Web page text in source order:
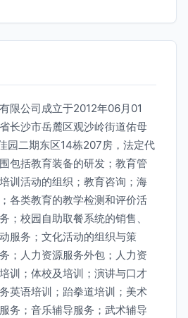
限公司成立于2012年06月01
长沙市岳麓区观沙岭街道佑母
园二期东区14栋207房，法定代
包括教育装备的研发；教育管
训活动的组织；教育咨询；海
各类教育的教学检测和评价活
；校园自助取餐系统的销售、
服务；文化活动的组织与策
；人力资源服务外包；人力资
训；体校及培训；演讲与口才
英语培训；跆拳道培训；美术
务；音乐辅导服务；武术辅导